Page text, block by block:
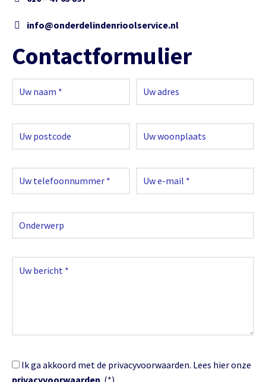
info@onderdelindenrioolservice.nl
Contactformulier
Ik ga akkoord met de privacyvoorwaarden. Lees hier onze
privacyvoorwaarden. (*)